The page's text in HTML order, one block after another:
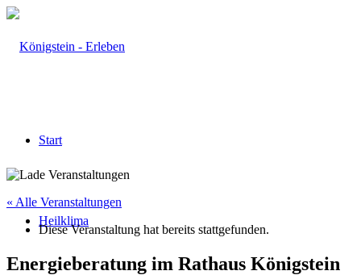
Start
Heilklima
« Alle Veranstaltungen
Diese Veranstaltung hat bereits stattgefunden.
Energieberatung im Rathaus Königstein